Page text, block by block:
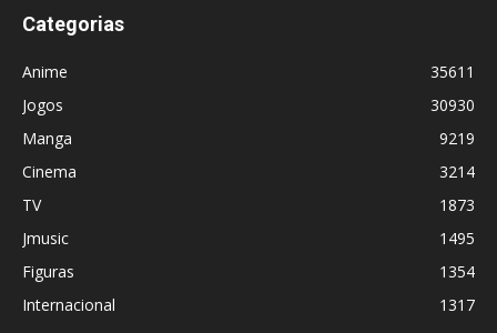
Categorias
Anime
35611
Jogos
30930
Manga
9219
Cinema
3214
TV
1873
Jmusic
1495
Figuras
1354
Internacional
1317